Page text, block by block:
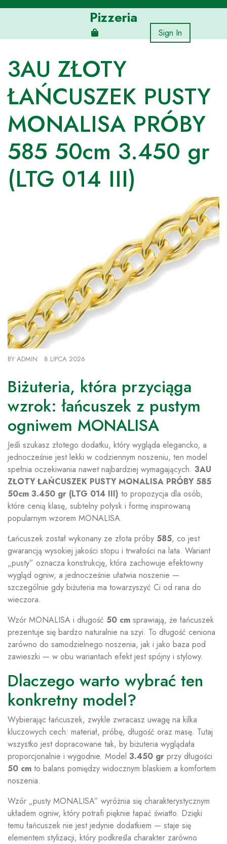
Skip
Pizzeria
Sign In
3AU ZŁOTY
ŁAŃCUSZEK PUSTY
MONALISA PRÓBY
585 50cm 3.450 gr
(LTG 014 III)
BY ADMIN 8 LIPCA 2026
Biżuteria, która przyciąga
wzrok: łańcuszek z pustym
ogniwem MONALISA
Jeśli szukasz złotego dodatku, który wygląda elegancko, a
jednocześnie jest lekki w codziennym noszeniu, ten model
spełnia oczekiwania nawet najbardziej wymagających. 3AU
ZŁOTY ŁAŃCUSZEK PUSTY MONALISA PRÓBY 585
50cm 3.450 gr (LTG 014 III) to propozycja dla osób,
które cenią klasę, subtelny połysk i formę inspirowaną
popularnym wzorem MONALISA.
Łańcuszek został wykonany ze złota próby 585, co jest
gwarancją wysokiej jakości stopu i trwałości na lata. Wariant
„pusty” oznacza konstrukcję, która zachowuje efektowny
wygląd ogniw, a jednocześnie ułatwia noszenie —
szczególnie gdy biżuteria ma towarzyszyć Ci od rana do
wieczora.
Wzór MONALISA i długość 50 cm sprawiają, że łańcuszek
prezentuje się bardzo naturalnie na szyi. To długość ceniona
zarówno do samodzielnego noszenia, jak i jako baza pod
zawieszki — w obu wariantach efekt jest spójny i stylowy.
Dlaczego warto wybrać ten
konkretny model?
Wybierając łańcuszek, zwykle zwracasz uwagę na kilka
kluczowych cech: materiał, próbę, długość oraz masę. Tutaj
wszystko jest dopracowane tak, by biżuteria wyglądała
proporcjonalnie i wygodnie. Model 3.450 gr przy długości
50 cm to balans pomiędzy widocznym blaskiem a komfortem
noszenia.
Wzór „pusty MONALISA” wyróżnia się charakterystycznym
układem ogniw, który potrafi pięknie łapać światło. Dzięki
temu łańcuszek nie jest jedynie dodatkiem — staje się
elementem stylizacji, który podkreśla charakter zarówno